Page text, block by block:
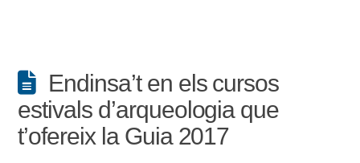
Endinsa’t en els cursos
estivals d’arqueologia que
t’ofereix la Guia 2017